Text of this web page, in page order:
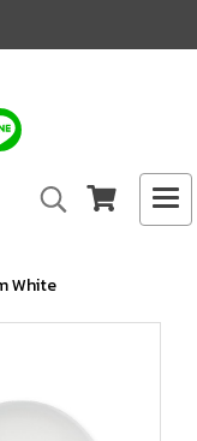
White